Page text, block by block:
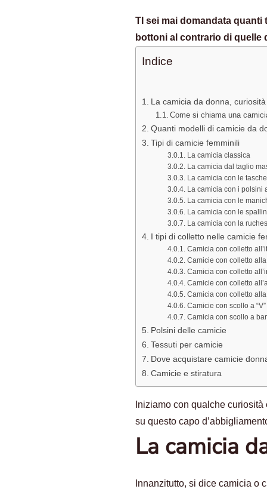
TI sei mai domandata
bottoni al contrario di quelle
Indice
La camicia da donna, curiosità
Come si chiama una
Quanti modelli di camicie da
Tipi di camicie femminili
La camicia classica
La camicia dal taglio
La camicia con le tasche
La camicia con i polsini
La camicia con le
La camicia con le
La camicia con la
I tipi di colletto nelle camicie
Camicia con colletto
Camicie con colletto
Camicia con colletto
Camicie con colletto
Camicia con colletto
Camicie con scollo a “V”
Camicia con scollo a
Polsini delle camicie
Tessuti per camicie
Dove acquistare camicie
Camicie e stiratura
Iniziamo con qualche
su questo capo
La camicia
Innanzitutto, si dice camicia o